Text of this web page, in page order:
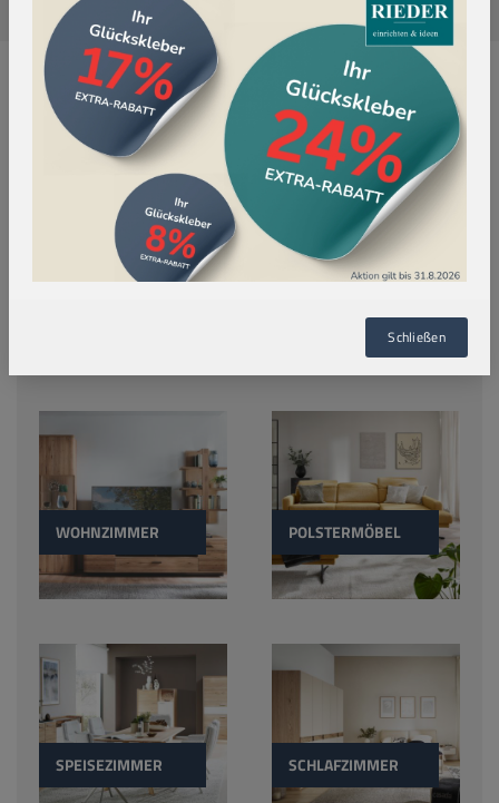
Schließen
WOHNWELTEN
Entdecke unsere Wohnwelten: Von gemütlichen
Polstermöbeln über erholsame Schlafzimmer und
einladende Speisebereiche bis hin zu stilvollen
Wohnzimmermöbeln. Finde alles, um dein
Genusses zu verwandeln – besuche uns und
tauche ein in inspirierende Wohnideen!
WOHNZIMMER POLSTERMÖBEL
SPEISEZIMMER SCHLAFZIMMER